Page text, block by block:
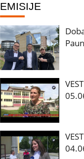
EMISIJE